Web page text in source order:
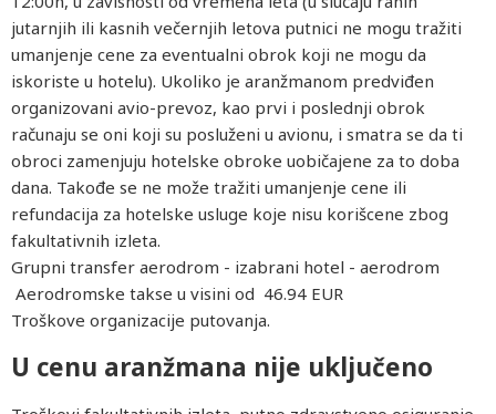
jutarnjih ili kasnih večernjih letova putnici ne mogu tražiti
umanjenje cene za eventualni obrok koji ne mogu da
iskoriste u hotelu). Ukoliko je aranžmanom predviđen
organizovani avio-prevoz, kao prvi i poslednji obrok
računaju se oni koji su posluženi u avionu, i smatra se da ti
obroci zamenjuju hotelske obroke uobičajene za to doba
dana. Takođe se ne može tražiti umanjenje cene ili
refundacija za hotelske usluge koje nisu korišcene zbog
fakultativnih izleta.
Grupni transfer aerodrom - izabrani hotel - aerodrom
Aerodromske takse u visini od 46.94 EUR
Troškove organizacije putovanja.
U cenu aranžmana nije uključeno